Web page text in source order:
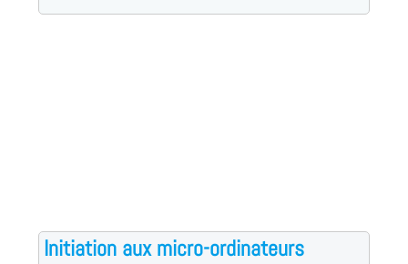
Initiation aux micro-ordinateurs